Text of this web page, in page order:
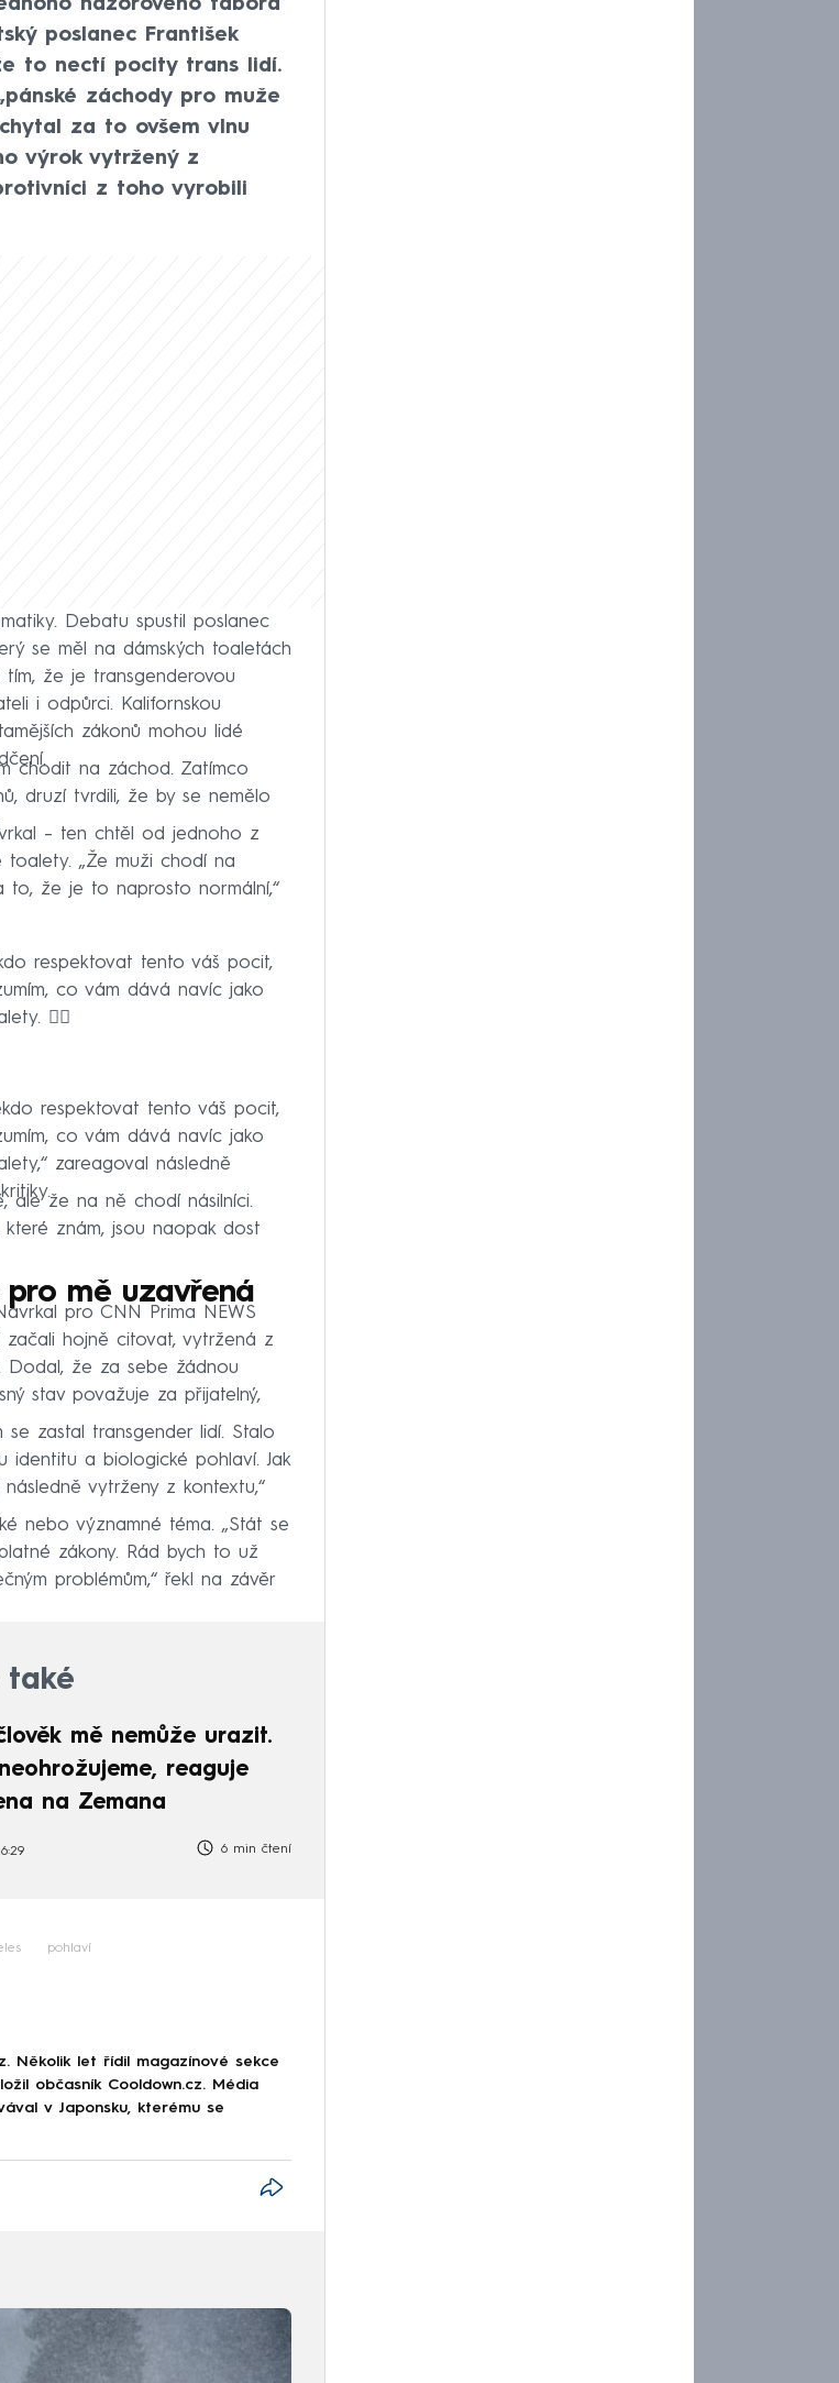
názorového tábora
poslanec František
to nectí pocity trans lidí.
záchody pro muže
za to ovšem vlnu
výrok vytržený z
z toho vyrobili
Debatu spustil poslanec
se měl na dámských toaletách
že je transgenderovou
i odpůrci. Kalifornskou
zákonů mohou lidé
chodit na záchod. Zatímco
druzí tvrdili, že by se nemělo
– ten chtěl od jednoho z
toalety. „Že muži chodí na
to, že je to naprosto normální,“
respektovat tento váš pocit,
co vám dává navíc jako
🤦‍♂️
respektovat tento váš pocit,
co vám dává navíc jako
zareagoval následně
ale že na ně chodí násilníci.
které znám, jsou naopak dost
pro mě uzavřená
pro CNN Prima NEWS
začali hojně citovat, vytržená z
Dodal, že za sebe žádnou
stav považuje za přijatelný,
zastal transgender lidí. Stalo
identitu a biologické pohlaví. Jak
vytrženy z kontextu,“
nebo významné téma. „Stát se
zákony. Rád bych to už
problémům,“ řekl na závěr
také
mě nemůže urazit.
reaguje
na Zemana
6 min čtení
pohlaví
Několik let řídil magazínové sekce
občasník Cooldown.cz. Média
v Japonsku, kterému se